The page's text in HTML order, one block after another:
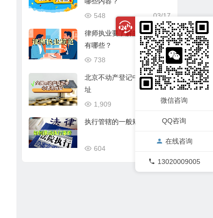
03/17
548
律师执业要了解的基本规范
有哪些？
03/17
738
北京不动产登记中心通讯地
址
03/17
1,909
执行管辖的一般规定
604
微信咨询
QQ咨询
在线咨询
13020009005